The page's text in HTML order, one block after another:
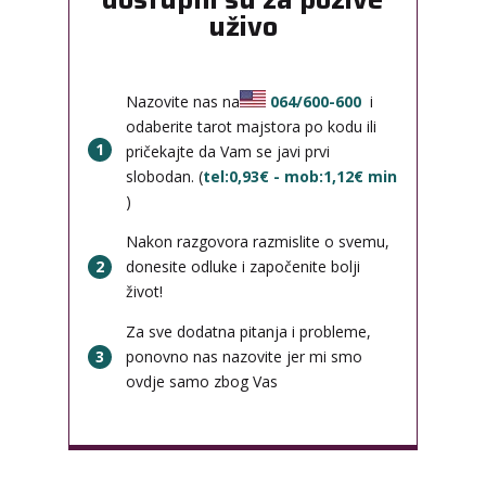
uživo
1
Nazovite nas na 064/600-600 i
odaberite tarot majstora po kodu ili
pričekajte da Vam se javi prvi
slobodan. (tel:0,93€ - mob:1,12€ min
)
2
Nakon razgovora razmislite o svemu,
donesite odluke i započenite bolji
život!
3
Za sve dodatna pitanja i probleme,
ponovno nas nazovite jer mi smo
ovdje samo zbog Vas